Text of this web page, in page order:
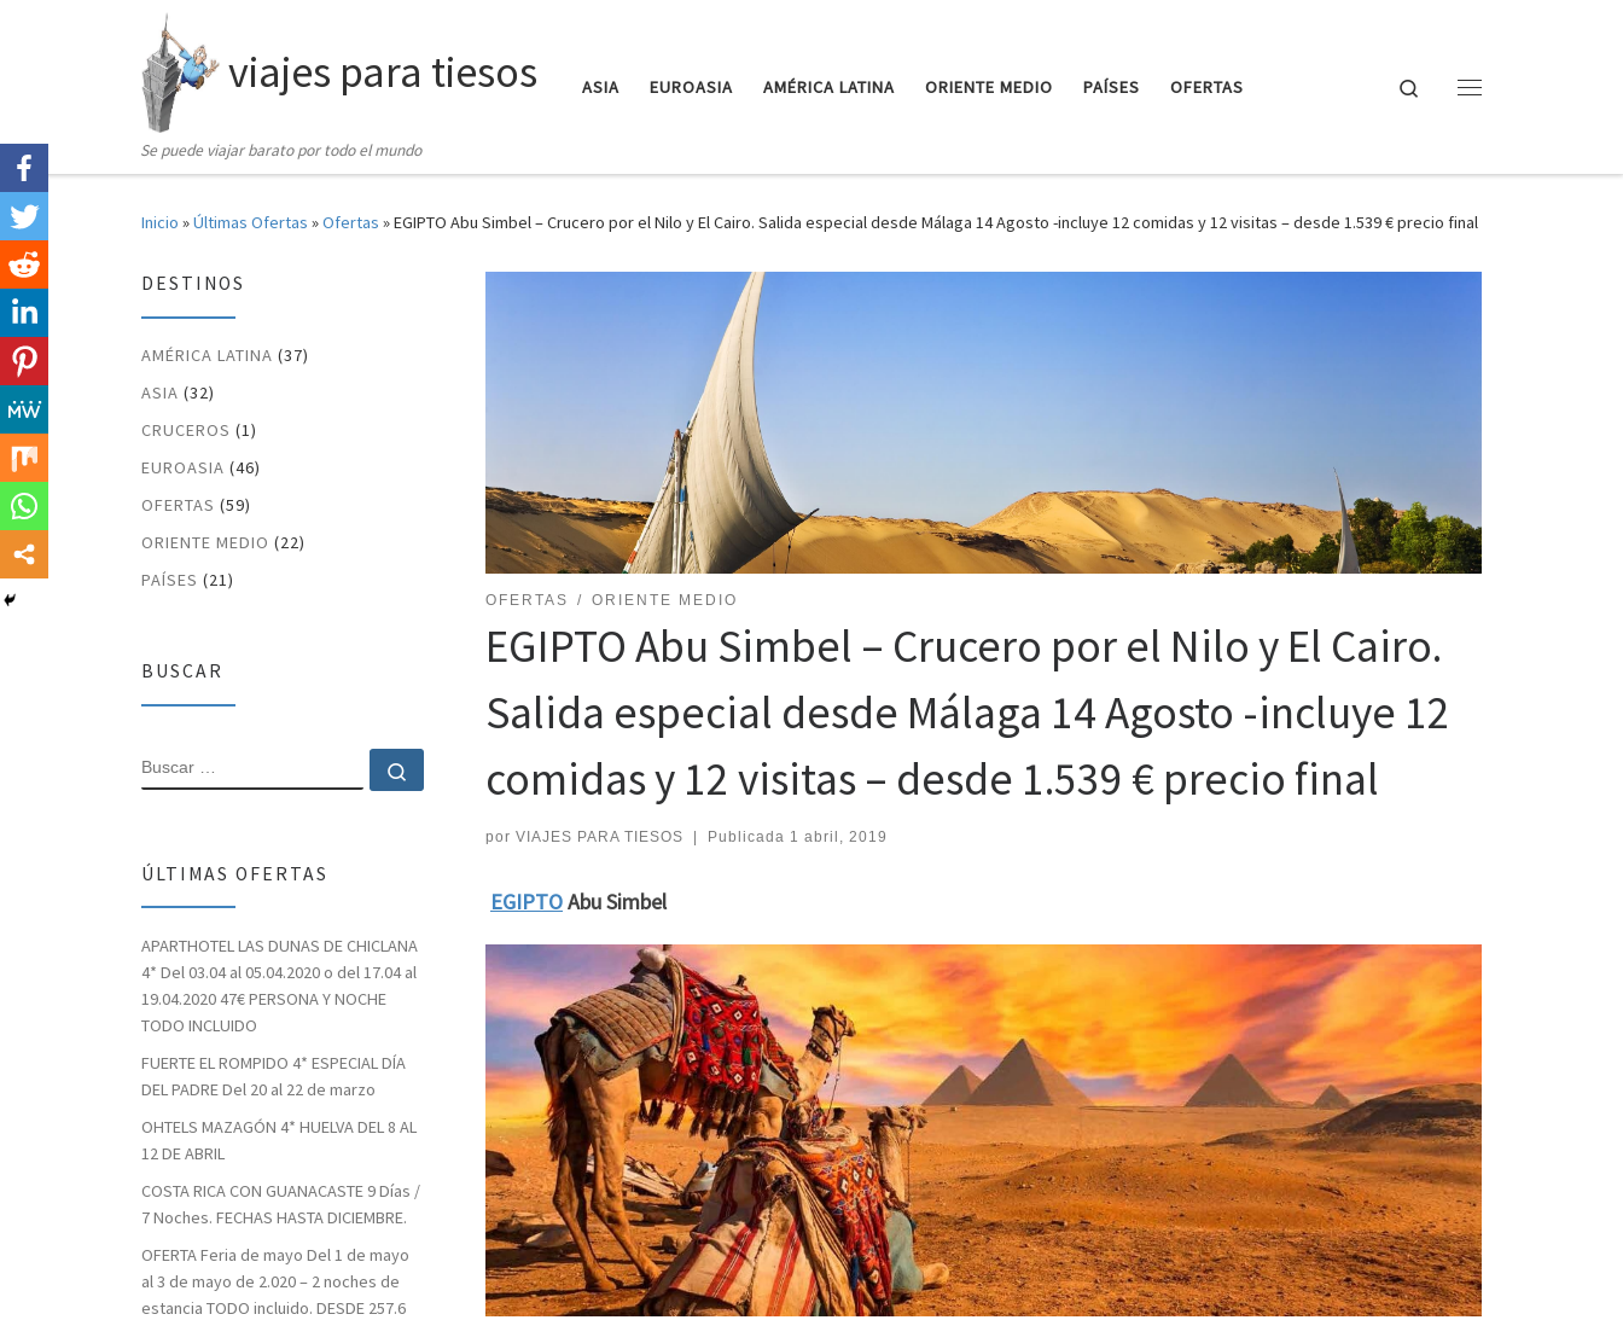
Saltar al contenido
viajes para tiesos
Se puede viajar barato por todo el mundo
ASIA EUROASIA AMÉRICA LATINA ORIENTE MEDIO PAÍSES OFERTAS
Search
Inicio »Últimas Ofertas »Ofertas »EGIPTO Abu Simbel – Crucero por el Nilo y El Cairo. Salida especial desde Málaga 14 Agosto -incluye 12 comidas y 12 visitas – desde 1.539 € precio final
OFERTAS ORIENTE MEDIO
EGIPTO Abu Simbel – Crucero por el Nilo y El Cairo.
Salida especial desde Málaga 14 Agosto -incluye 12
comidas y 12 visitas – desde 1.539 € precio final
por VIAJES PARA TIESOS | Publicada 1 abril, 2019
EGIPTOAbu Simbel
DESTINOS
AMÉRICA LATINA (37)
ASIA (32)
CRUCEROS (1)
EUROASIA (46)
OFERTAS (59)
ORIENTE MEDIO (22)
PAÍSES (21)
BUSCAR
BUSCAR Buscar …
ÚLTIMAS OFERTAS
APARTHOTEL LAS DUNAS DE CHICLANA
4* Del 03.04 al 05.04.2020 o del 17.04 al
19.04.2020 47€ PERSONA Y NOCHE
TODO INCLUIDO
FUERTE EL ROMPIDO 4* ESPECIAL DÍA
DEL PADRE Del 20 al 22 de marzo
OHTELS MAZAGÓN 4* HUELVA DEL 8 AL
12 DE ABRIL
COSTA RICA CON GUANACASTE 9 Días /
7 Noches. FECHAS HASTA DICIEMBRE.
OFERTA Feria de mayo Del 1 de mayo
al 3 de mayo de 2.020 – 2 noches de
estancia TODO incluido. DESDE 257.6